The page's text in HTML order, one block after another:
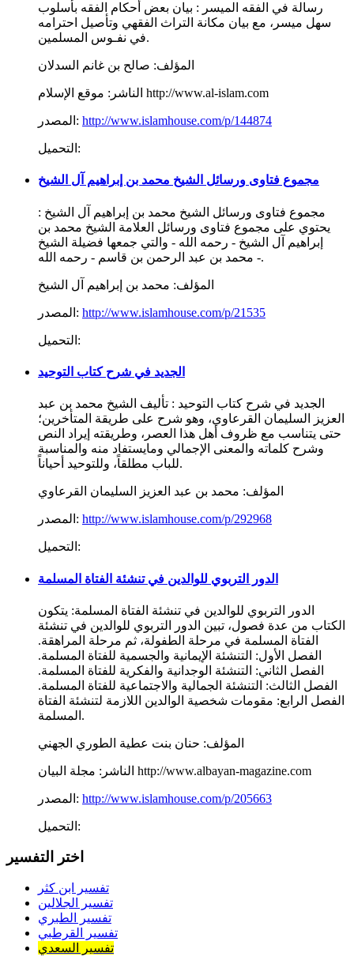
رسالة في الفقه الميسر : بيان بعض أحكام الفقه بأسلوب
سهل ميسر، مع بيان مكانة التراث الفقهي وتأصيل احترامه
في نفـوس المسلمين.
المؤلف: صالح بن غانم السدلان
الناشر: موقع الإسلام http://www.al-islam.com
المصدر: http://www.islamhouse.com/p/144874
التحميل:
مجموع فتاوى ورسائل الشيخ محمد بن إبراهيم آل الشيخ
مجموع فتاوى ورسائل الشيخ محمد بن إبراهيم آل الشيخ :
يحتوي على مجموع فتاوى ورسائل العلامة الشيخ محمد بن
إبراهيم آل الشيخ - رحمه الله - والتي جمعها فضيلة الشيخ
محمد بن عبد الرحمن بن قاسم - رحمه الله -.
المؤلف: محمد بن إبراهيم آل الشيخ
المصدر: http://www.islamhouse.com/p/21535
التحميل:
الجديد في شرح كتاب التوحيد
الجديد في شرح كتاب التوحيد : تأليف الشيخ محمد بن عبد
العزيز السليمان القرعاوي، وهو شرح على طريقة المتأخرين؛
حتى يتناسب مع ظروف أهل هذا العصر، وطريقته إيراد النص
وشرح كلماته والمعنى الإجمالي ومايستفاد منه والمناسبة
للباب مطلقاً، وللتوحيد أحياناً.
المؤلف: محمد بن عبد العزيز السليمان القرعاوي
المصدر: http://www.islamhouse.com/p/292968
التحميل:
الدور التربوي للوالدين في تنشئة الفتاة المسلمة
الدور التربوي للوالدين في تنشئة الفتاة المسلمة: يتكون
الكتاب من عدة فصول، تبين الدور التربوي للوالدين في تنشئة
الفتاة المسلمة في مرحلة الطفولة، ثم مرحلة المراهقة.
الفصل الأول: التنشئة الإيمانية والجسمية للفتاة المسلمة.
الفصل الثاني: التنشئة الوجدانية والفكرية للفتاة المسلمة.
الفصل الثالث: التنشئة الجمالية والاجتماعية للفتاة المسلمة.
الفصل الرابع: مقومات شخصية الوالدين اللازمة لتنشئة الفتاة
المسلمة.
المؤلف: حنان بنت عطية الطوري الجهني
الناشر: مجلة البيان http://www.albayan-magazine.com
المصدر: http://www.islamhouse.com/p/205663
التحميل:
اختر التفسير
تفسير ابن كثر
تفسير الجلالين
تفسير الطبري
تفسير القرطبي
تفسير السعدي